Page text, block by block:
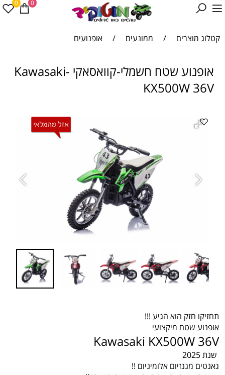
0 0
קטלוג מוצרים / ממונעים / אופנועים
אופנוע שטח חשמלי-קוואסאקי -Kawasaki
KX500W 36V
תחזיקו חזק הוא הגיע !!!
אופנוע שטח מיקצועי
Kawasaki KX500W 36V
שנת 2025
גאנטים מגנזיום אלומיניום !!